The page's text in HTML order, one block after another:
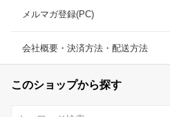
メルマガ登録(PC)
会社概要・決済方法・配送方法
このショップから探す